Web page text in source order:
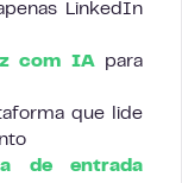
LinkedIn
com IApara
que lide
de entrada